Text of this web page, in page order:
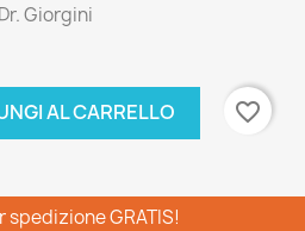
Giorgini
AL CARRELLO
favorite_border
spedizione GRATIS!